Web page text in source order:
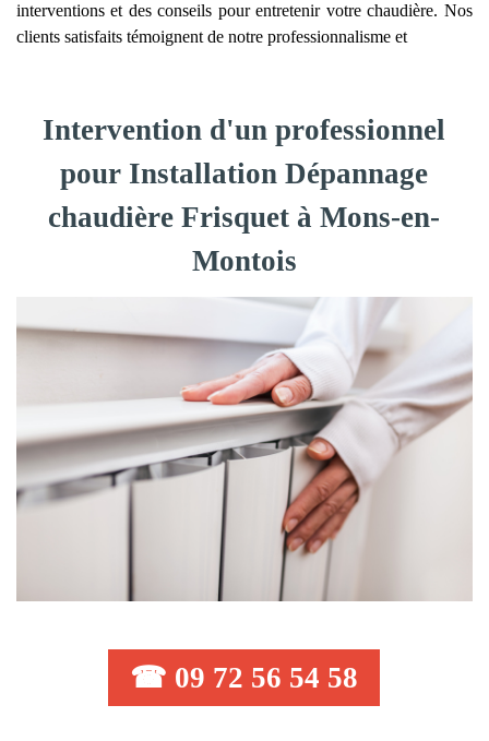
interventions et des conseils pour entretenir votre chaudière. Nos
clients satisfaits témoignent de notre professionnalisme et
Intervention d'un professionnel
pour Installation Dépannage
chaudière Frisquet à Mons-en-
Montois
☎ 09 72 56 54 58